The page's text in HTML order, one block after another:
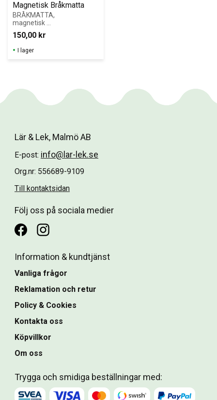
Magnetisk Bråkmatta
BRÅKMATTA,
magnetisk
Illustrerar
följande delar: 1,
1/2, 1/3, 1/4,
1/5, 1/6, 1/8,
150,00 kr
I lager
Lär & Lek, Malmö AB
E-post: info@lar-lek.se
Org.nr: 556689-9109
Till kontaktsidan
Följ oss på sociala medier
Information & kundtjänst
Vanliga frågor
Reklamation och retur
Policy & Cookies
Kontakta oss
Köpvillkor
Om oss
Trygga och smidiga beställningar med: